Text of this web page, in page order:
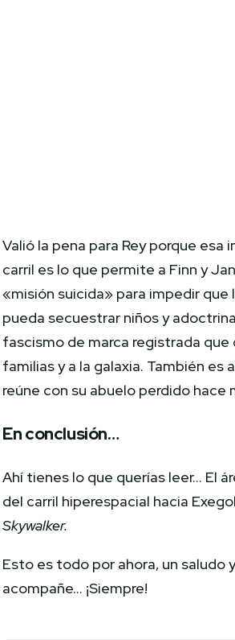
Valió la pena para Rey porque esa
carril es lo que permite a Finn y
«misión suicida» para impedir que
pueda secuestrar niños y
fascismo de marca registrada que
familias y a la galaxia. También es
reúne con su abuelo perdido
En conclusión…
Ahí tienes lo que querías leer… El
del carril hiperespacial hacia
Skywalker.
Esto es todo por ahora, un saludo
acompañe… ¡Siempre!